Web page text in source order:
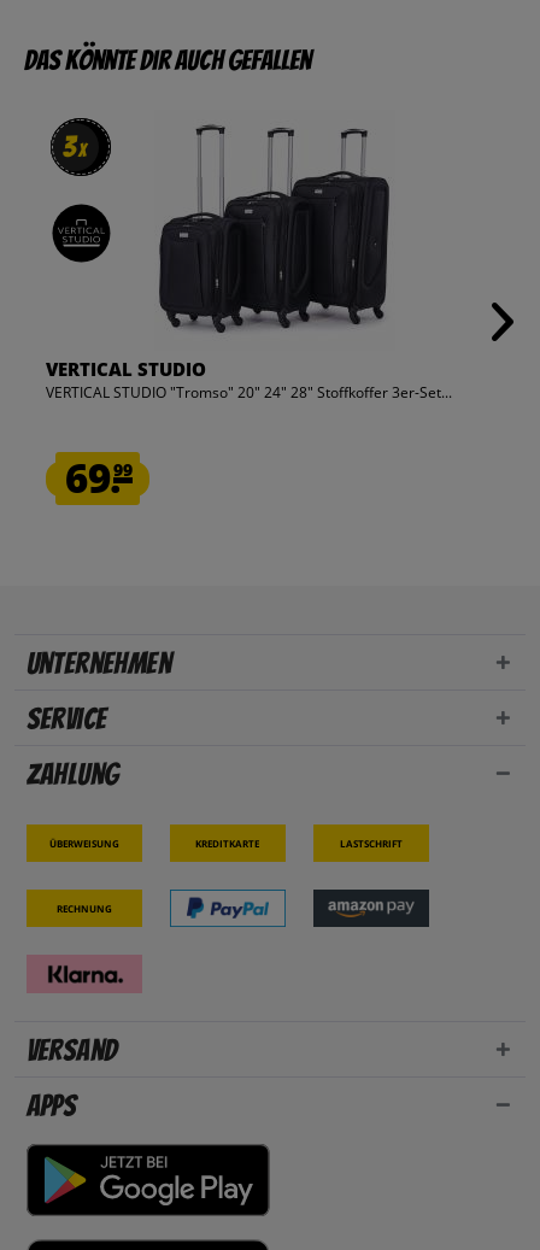
Das könnte dir auch gefallen
3x
3x
VERTICAL STUDIO
VERTICAL STUDIO "Tromso" 20" 24" 28" Stoffkoffer 3er-Set...
69.99
Unternehmen
Service
Zahlung
Überweisung Kreditkarte Lastschrift
Rechnung
Versand
Apps